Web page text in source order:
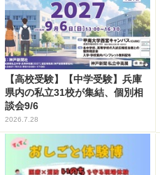
【高校受験】【中学受験】兵庫
県内の私立31校が集結、個別相
談会9/6
2026.7.28